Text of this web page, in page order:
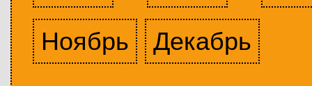
Ноябрь
Декабрь